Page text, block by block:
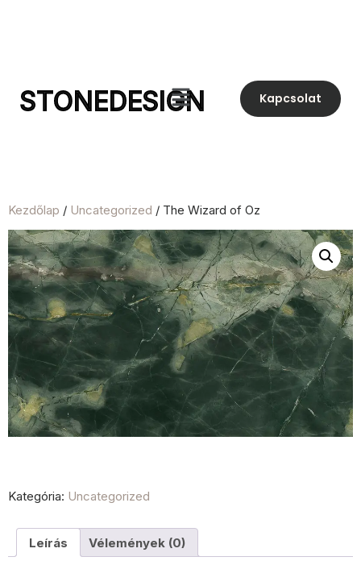
STONEDESIGN Kapcsolat
Kezdőlap / Uncategorized / The Wizard of Oz
Kategória: Uncategorized
Leírás Vélemények (0)